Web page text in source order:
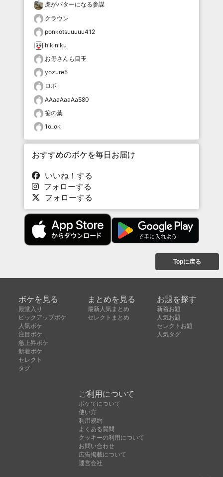
虎がバターになる参謀
クラウン
ponkotsuuuuu412
hikiniku
お母さんも目玉
yozure5
ロボ
AAaaAaaAa580
笹の葉
1o_ok
おすすめのボケを毎日お届け
いいね！する
フォローする
フォローする
Topに戻る
ボケを見る
殿堂入り
ピックアップボケ
人気ボケ
注目ボケ
急上昇ボケ
新着ボケ
セレクト
タグ
まとめを見る
最新人気まとめ
セレクトまとめ
お題を探す
新着お題
人気お題
セレクトお題
人気タグ
ご利用について
ボケてについて
使い方
利用規約
よくある質問
クッキーの利用について
お問い合わせ
広告掲載について
運営会社